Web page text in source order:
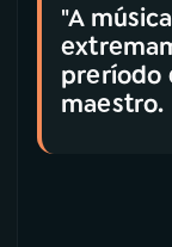
"A
preríodo
maestro.